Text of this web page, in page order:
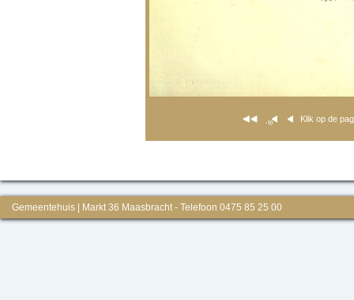
Klik op de
Gemeentehuis | Markt 36 Maasbracht - Telefoon 0475 85 25 00